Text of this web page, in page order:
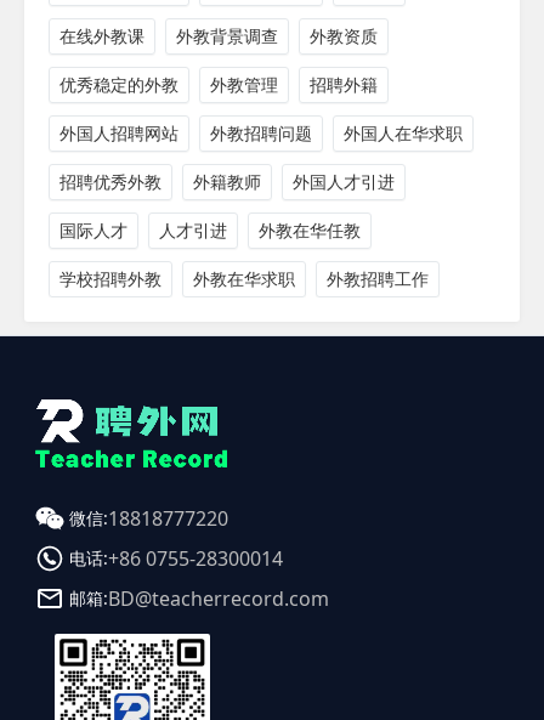
在线外教课 外教背景调查 外教资质
优秀稳定的外教 外教管理 招聘外籍
外国人招聘网站 外教招聘问题 外国人在华求职
招聘优秀外教 外籍教师 外国人才引进
国际人才 人才引进 外教在华任教
学校招聘外教 外教在华求职 外教招聘工作
微信:18818777220
电话:+86 0755-28300014
邮箱:BD@teacherrecord.com